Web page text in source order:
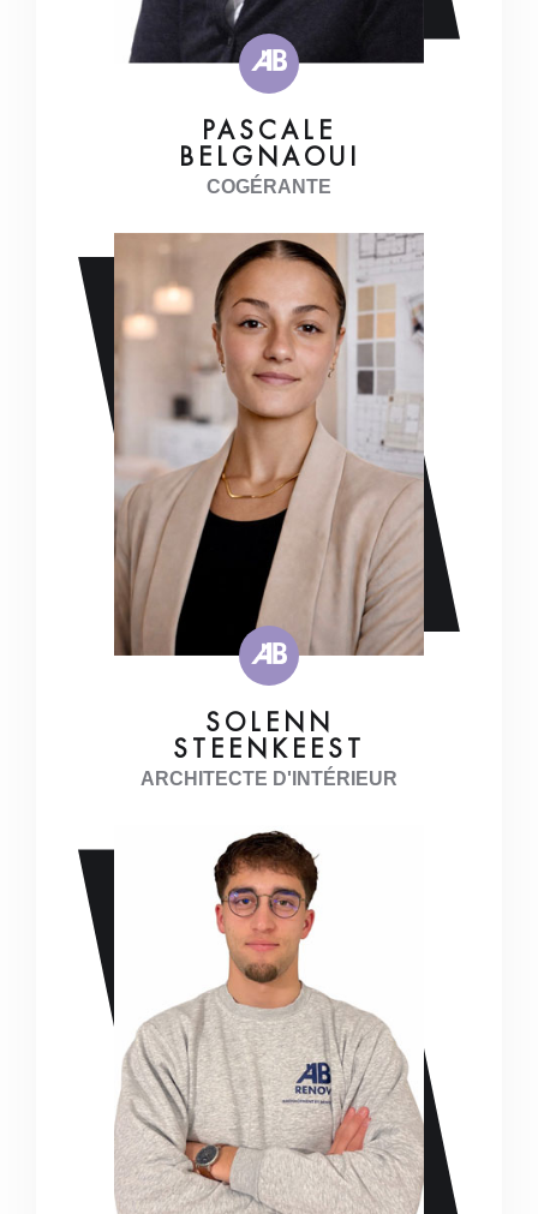
PASCALE
BELGNAOUI
COGÉRANTE
SOLENN
STEENKEEST
ARCHITECTE D'INTÉRIEUR